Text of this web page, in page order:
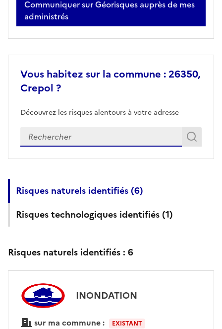
Communiquer sur Géorisques auprès de mes
administrés
Vous habitez sur la commune : 26350,
Crepol ?
Découvrez les risques alentours à votre adresse
Veuillez renseigner votre adresse exacte
Risques naturels identifiés (6)
Risques technologiques identifiés (1)
Risques naturels identifiés : 6
INONDATION
sur ma commune : EXISTANT